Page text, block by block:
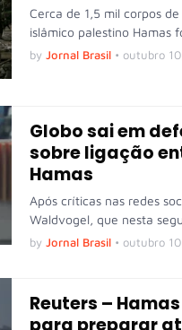
Cerca de 1,5 mil corpos
islâmico palestino Hamas
by Jornal Brasil • outubro
Globo sai em
sobre ligação
Hamas
Após críticas nas redes
Waldvogel, que nesta
by Jornal Brasil • outubro
Reuters –
para preparar